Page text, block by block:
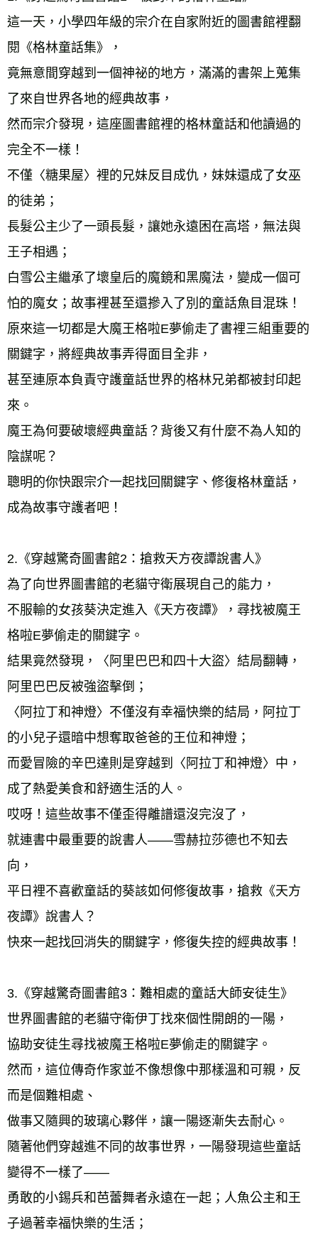
這一天，小學四年級的宗介在自家附近的圖書館裡翻
閱《格林童話集》，
竟無意間穿越到一個神祕的地方，滿滿的書架上蒐集
了來自世界各地的經典故事，
然而宗介發現，這座圖書館裡的格林童話和他讀過的
完全不一樣！
不僅〈糖果屋〉裡的兄妹反目成仇，妹妹還成了女巫
的徒弟；
長髮公主少了一頭長髮，讓她永遠困在高塔，無法與
王子相遇；
白雪公主繼承了壞皇后的魔鏡和黑魔法，變成一個可
怕的魔女；故事裡甚至還摻入了別的童話魚目混珠！
原來這一切都是大魔王格啦E夢偷走了書裡三組重要的
關鍵字，將經典故事弄得面目全非，
甚至連原本負責守護童話世界的格林兄弟都被封印起
來。
魔王為何要破壞經典童話？背後又有什麼不為人知的
陰謀呢？
聰明的你快跟宗介一起找回關鍵字、修復格林童話，
成為故事守護者吧！
2.《穿越驚奇圖書館2：搶救天方夜譚說書人》
為了向世界圖書館的老貓守衛展現自己的能力，
不服輸的女孩葵決定進入《天方夜譚》，尋找被魔王
格啦E夢偷走的關鍵字。
結果竟然發現，〈阿里巴巴和四十大盜〉結局翻轉，
阿里巴巴反被強盜擊倒；
〈阿拉丁和神燈〉不僅沒有幸福快樂的結局，阿拉丁
的小兒子還暗中想奪取爸爸的王位和神燈；
而愛冒險的辛巴達則是穿越到〈阿拉丁和神燈〉中，
成了熱愛美食和舒適生活的人。
哎呀！這些故事不僅歪得離譜還沒完沒了，
就連書中最重要的說書人——雪赫拉莎德也不知去
向，
平日裡不喜歡童話的葵該如何修復故事，搶救《天方
夜譚》說書人？
快來一起找回消失的關鍵字，修復失控的經典故事！
3.《穿越驚奇圖書館3：難相處的童話大師安徒生》
世界圖書館的老貓守衛伊丁找來個性開朗的一陽，
協助安徒生尋找被魔王格啦E夢偷走的關鍵字。
然而，這位傳奇作家並不像想像中那樣溫和可親，反
而是個難相處、
做事又隨興的玻璃心夥伴，讓一陽逐漸失去耐心。
隨著他們穿越進不同的故事世界，一陽發現這些童話
變得不一樣了——
勇敢的小錫兵和芭蕾舞者永遠在一起；人魚公主和王
子過著幸福快樂的生活；